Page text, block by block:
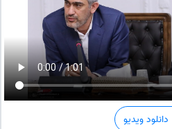
دانلود ویدیو